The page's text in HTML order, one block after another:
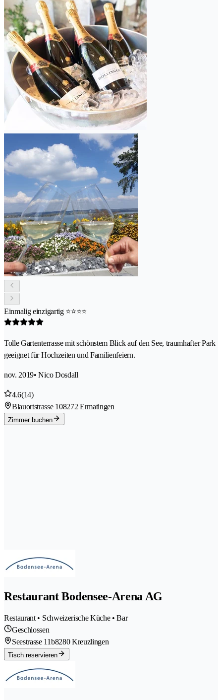
Einmalig einzigartig ⭐️⭐️⭐️⭐️
Tolle Gartenterrasse mit schönstem Blick auf den See, traumhafter Park
geeignet für Hochzeiten und Familienfeiern.
nov. 2019• Nico Dosdall
4.6(14)
Blauortstrasse 108272 Ermatingen
Zimmer buchen
Restaurant Bodensee-Arena AG
Restaurant • Schweizerische Küche • Bar
Geschlossen
Seestrasse 11b8280 Kreuzlingen
Tisch reservieren